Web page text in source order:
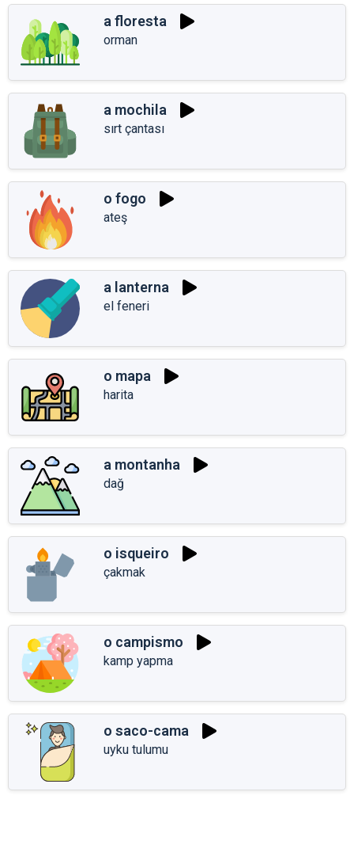
a floresta
orman
a mochila
sırt çantası
o fogo
ateş
a lanterna
el feneri
o mapa
harita
a montanha
dağ
o isqueiro
çakmak
o campismo
kamp yapma
o saco-cama
uyku tulumu